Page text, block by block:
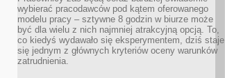
wybierać pracodawców pod kątem oferowanego
modelu pracy – sztywne 8 godzin w biurze może
być dla wielu z nich najmniej atrakcyjną opcją. To,
co kiedyś wydawało się eksperymentem, dziś staje
się jednym z głównych kryteriów oceny warunków
zatrudnienia.